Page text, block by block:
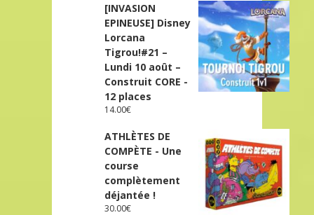
[INVASION
EPINEUSE] Disney
Lorcana
Tigrou!#21 –
Lundi 10 août –
Construit CORE -
12 places
14.00€
ATHLÈTES DE
COMPÈTE - Une
course
complètement
déjantée !
30.00€